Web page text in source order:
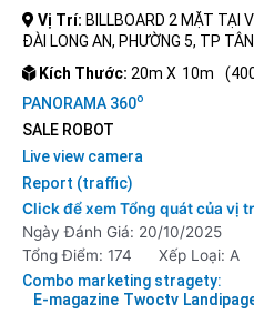
Vị Trí: BILLBOARD 2 MẶT TẠI
ĐÀI LONG AN, PHƯỜNG 5, TP
Kích Thước: 20m X 10m
PANORAMA 360o
SALE ROBOT
Live view camera
Report (traffic)
Click để xem Tổng quát của vị
Ngày Đánh Giá: 20/10/2025
Tổng Điểm: 174
Xếp Loại: A
Combo marketing stragety:
E-magazine Twoctv